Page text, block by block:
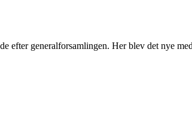
efter generalforsamlingen. Her blev det nye